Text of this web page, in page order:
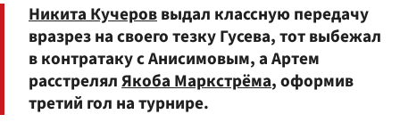
Никита Кучероввыдал классную передачу
вразрез на своего тезку Гусева, тот выбежал
в контратаку с Анисимовым, а Артем
расстрелялЯкоба Маркстрёма, оформив
третий гол на турнире.